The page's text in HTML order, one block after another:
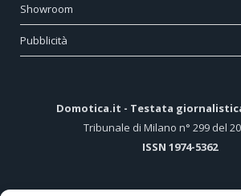
Showroom
Pubblicità
Domotica.it - Testata
Tribunale di Milano n° 299 del
ISSN 1974-5362